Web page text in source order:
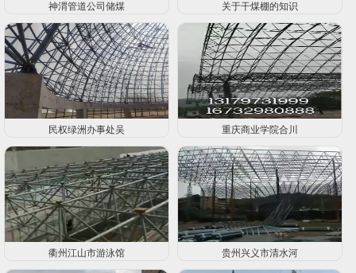
神渭管道公司储煤 关于干煤棚的知识
民权绿洲办事处吴 重庆商业学院合川
衢州江山市游泳馆 贵州兴义市清水河